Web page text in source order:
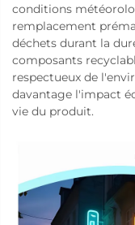
conditions
remplacement
déchets durant la
composants
respectueux de
davantage l'impact
vie du produit.